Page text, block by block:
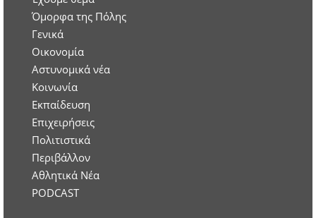
Όμορφα της Πόλης
Γενικά
Οικονομία
Aστυνομικά νέα
Κοινωνία
Εκπαίδευση
Επιχειρήσεις
Πολιτιστικά
Περιβάλλον
Αθλητικά Νέα
PODCAST